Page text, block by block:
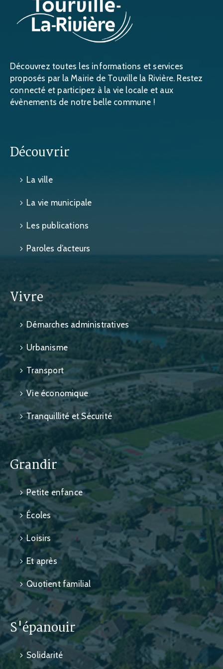
Découvrez toutes les informations et services
proposés par la Mairie de Touville la Rivière. Restez
connecté et participez à la vie locale et aux
évènements de notre belle commune !
Découvrir
La ville
La vie municipale
Les publications
Paroles d’acteurs
Vivre
Démarches administratives
Urbanisme
Transport
Vie économique
Tranquillité et Sécurité
Grandir
Petite enfance
Écoles
Loisirs
Et après
Quotient familial
S'épanouir
Solidarité